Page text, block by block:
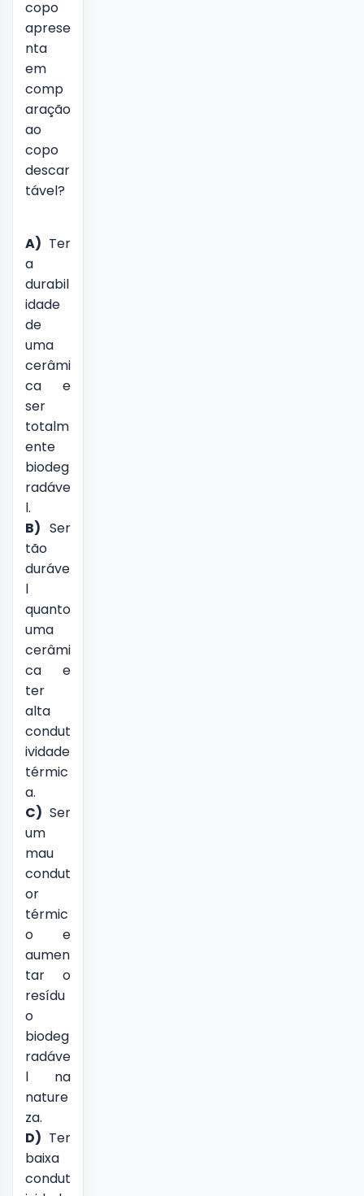
copo
aprese
nta
em
comp
aração
ao
copo
descar
tável?
A) Ter
a
durabil
idade
de
uma
cerâmi
ca e
ser
totalm
ente
biodeg
radáve
l.
B) Ser
tão
duráve
l
quanto
uma
cerâmi
ca e
ter
alta
condut
ividade
térmic
a.
C) Ser
um
mau
condut
or
térmic
o e
aumen
tar o
resídu
o
biodeg
radáve
l na
nature
za.
D) Ter
baixa
condut